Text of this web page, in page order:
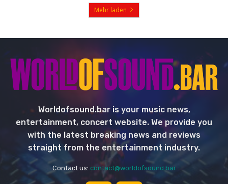
Mehr laden
Worldofsound.bar is your music news,
entertainment, concert website. We provide you
with the latest breaking news and reviews
straight from the entertainment industry.
Contact us: contact@worldofsound.bar